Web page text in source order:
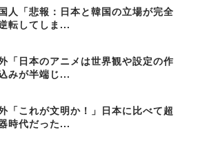
人「悲報：日本と韓国の立場が完全
転してしま...
「日本のアニメは世界観や設定の作
みが半端じ...
「これが文明か！」日本に比べて超
時代だった...